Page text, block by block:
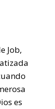
Job,
es